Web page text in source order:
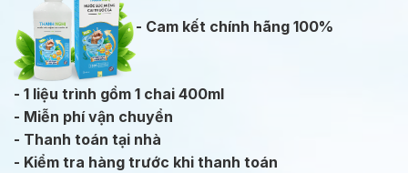
- Cam kết chính hãng 100%
- 1 liệu trình gồm 1 chai 400ml
- Miễn phí vận chuyển
- Thanh toán tại nhà
- Kiểm tra hàng trước khi thanh toán